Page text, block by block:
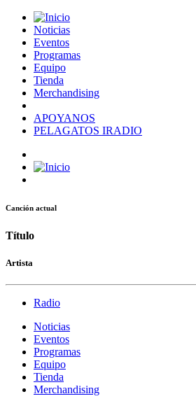
Noticias
Eventos
Programas
Equipo
Tienda
Merchandising
APOYANOS
PELAGATOS IRADIO
Canción actual
Título
Artista
Radio
Noticias
Eventos
Programas
Equipo
Tienda
Merchandising